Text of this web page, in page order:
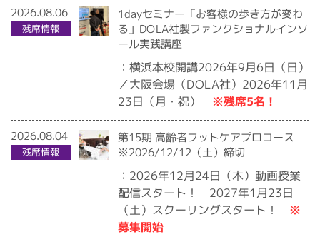
2026.08.06
残席情報
1dayセミナー「お客様の歩き方が変わ
る」DOLA社製ファンクショナルインソ
ール実践講座
：横浜本校開講2026年9月6日（日）
／大阪会場（DOLA社）2026年11月
23日（月・祝） ※残席5名！
2026.08.04
残席情報
第15期 高齢者フットケアプロコース
※2026/12/12（土）締切
：2026年12月24日（木）動画授業
配信スタート！ 2027年1月23日
（土）スクーリングスタート！ ※
募集開始